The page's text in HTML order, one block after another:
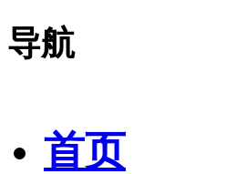
导航
首页